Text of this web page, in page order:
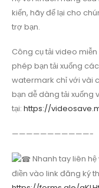
kiến, hãy để lại cho
trợ bạn.
Công cụ tải video
phép bạn tải xuống
watermark chỉ với vài
bạn dễ dàng tải xuống
tại: https://
———————————-
Nhanh tay liên hệ
điền vào link đăng ký